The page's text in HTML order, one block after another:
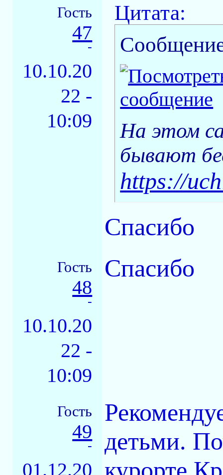
Гость
47
-
10.10.20
22 -
10:09
Цитата:
На этом
бывают
https://
Спасибо
Гость
48
-
10.10.20
22 -
10:09
Спасибо
Гость
49
-
01.12.20
детьми.